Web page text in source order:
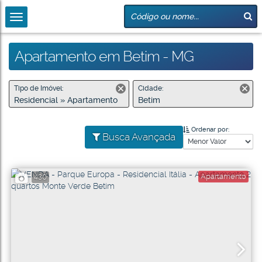
Apartamento em Betim - MG
Tipo de Imóvel:
Residencial » Apartamento
Cidade:
Betim
Busca Avançada
Ordenar por:
430 Apartamento